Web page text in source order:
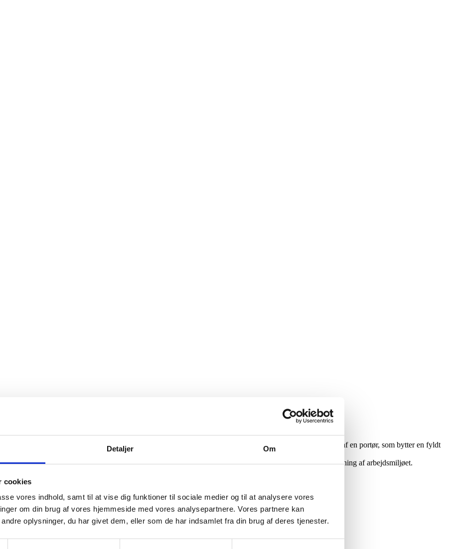
Detaljer Om
cookies
vores indhold, samt til at vise dig funktioner til sociale medier og til at analysere vores
om din brug af vores hjemmeside med vores analysepartnere. Vores partnere kan
oplysninger, du har givet dem, eller som de har indsamlet fra din brug af deres tjenester.
leveret – i væskevogne. De bliver fyldt på i Apotekets kælder og trillet til den pågældende afdeling af en portør, som bytter en fyldt
sker flere gange dagligt. Dvs. at portørerne skubber rundt med unødigt tunge vogne, hvilket er en belastning af arbejdsmiljøet.
velkommen.